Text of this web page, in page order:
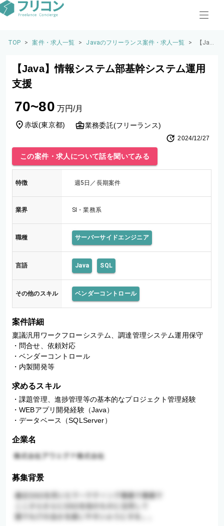
TOP > 案件・求人一覧 > Javaのフリーランス案件・求人一覧 >
【Jav
ステ
【Java】情報システム部基幹システム運用
支援
70~80 万円/月
赤坂(東京都) 業務委託(フリーランス)
2024/12/27
この案件・求人について話を聞いてみる
特徴 週5日／長期案件
業界 SI・業務系
職種 サーバーサイドエンジニア
言語 Java SQL
その他のスキル ベンダーコントロール
案件詳細
稟議汎用ワークフローシステム、調達管理システム運用保守
・問合せ、依頼対応
・ベンダーコントロール
・内製開発等
求めるスキル
・課題管理、進捗管理等の基本的なプロジェクト管理経験
・WEBアプリ開発経験（Java）
・データベース（SQLServer）
企業名
募集背景